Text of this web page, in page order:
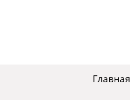
Главная